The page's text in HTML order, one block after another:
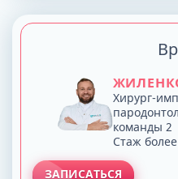
Хирург-
команды 2
Стаж
ЗАПИСАТЬСЯ